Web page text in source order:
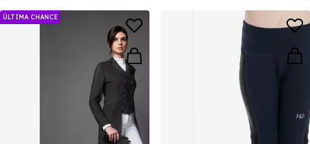
ÚLTIMA CHANCE